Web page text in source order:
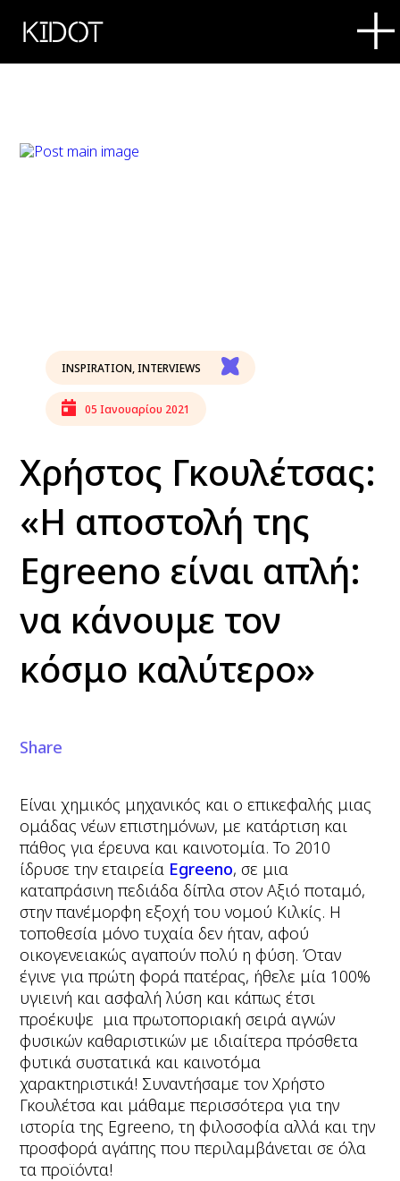
KIDOT
INSPIRATION,INTERVIEWS
05 Ιανουαρίου 2021
Χρήστος Γκουλέτσας:
«Η αποστολή της
Egreeno είναι απλή:
να κάνουμε τον
κόσμο καλύτερο»
Share
Eίναι χημικός μηχανικός και ο επικεφαλής μιας
ομάδας νέων επιστημόνων, με κατάρτιση και
πάθος για έρευνα και καινοτομία. Το 2010
ίδρυσε την εταιρεία Egreeno, σε μια
καταπράσινη πεδιάδα δίπλα στον Αξιό ποταμό,
στην πανέμορφη εξοχή του νομού Κιλκίς. Η
τοποθεσία μόνο τυχαία δεν ήταν, αφού
οικογενειακώς αγαπούν πολύ η φύση. Όταν
έγινε για πρώτη φορά πατέρας, ήθελε μία 100%
υγιεινή και ασφαλή λύση και κάπως έτσι
προέκυψε μια πρωτοποριακή σειρά αγνών
φυσικών καθαριστικών με ιδιαίτερα πρόσθετα
φυτικά συστατικά και καινοτόμα
χαρακτηριστικά! Συναντήσαμε τον Χρήστο
Γκουλέτσα και μάθαμε περισσότερα για την
ιστορία της Egreeno, τη φιλοσοφία αλλά και την
προσφορά αγάπης που περιλαμβάνεται σε όλα
τα προϊόντα!